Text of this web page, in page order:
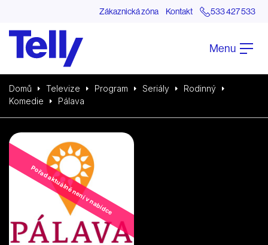
Zákaznická zóna Kontakt 533 427 533
Menu
Domů Televize Program Seriály
Rodinný
Komedie
Pálava
Pořad aktuálně není v nabídce